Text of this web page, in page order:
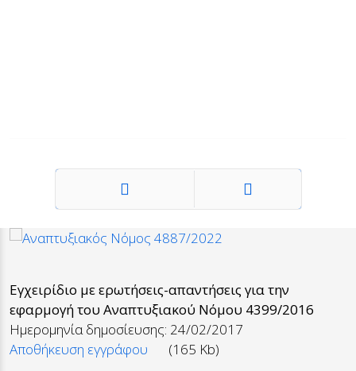
Προηγούμενο
Εγχειρίδιο με ερωτήσεις-απαντήσεις για την
εφαρμογή του Αναπτυξιακού Νόμου 4399/2016
Ημερομηνία δημοσίευσης: 24/02/2017
Αποθήκευση εγγράφου
(165 Kb)